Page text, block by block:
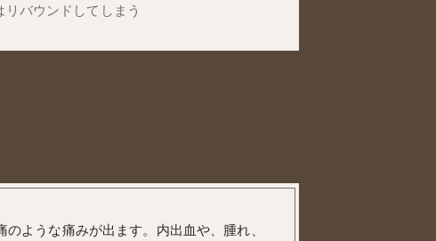
リバウンドしてしまう
ような痛みが出ます。内出⾎や、腫れ、